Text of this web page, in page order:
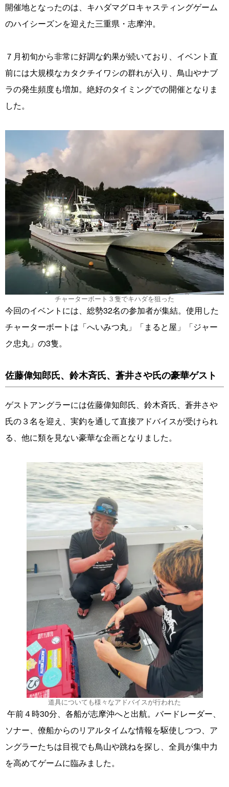
開催地となったのは、キハダマグロキャスティングゲーム
のハイシーズンを迎えた三重県・志摩沖。
７月初旬から非常に好調な釣果が続いており、イベント直
前には大規模なカタクチイワシの群れが入り、鳥山やナブ
ラの発生頻度も増加。絶好のタイミングでの開催となりま
した。
チャーターボート３隻でキハダを狙った
今回のイベントには、総勢32名の参加者が集結。使用した
チャーターボートは「へいみつ丸」「まると屋」「ジャー
ク忠丸」の3隻。
佐藤偉知郎氏、鈴木斉氏、蒼井さや氏の豪華ゲスト
ゲストアングラーには佐藤偉知郎氏、鈴木斉氏、蒼井さや
氏の３名を迎え、実釣を通して直接アドバイスが受けられ
る、他に類を見ない豪華な企画となりました。
道具についても様々なアドバイスが行われた
午前４時30分、各船が志摩沖へと出航。バードレーダー、
ソナー、僚船からのリアルタイムな情報を駆使しつつ、ア
ングラーたちは目視でも鳥山や跳ねを探し、全員が集中力
を高めてゲームに臨みました。